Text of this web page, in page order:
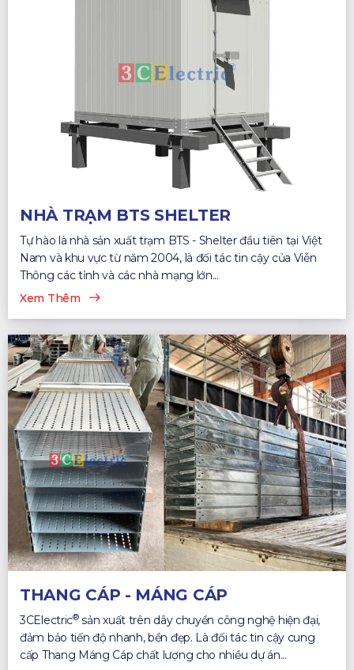
NHÀ TRẠM BTS SHELTER
Tự hào là nhà sản xuất trạm BTS - Shelter đầu tiên tại Việt
Nam và khu vực từ năm 2004, là đối tác tin cậy của Viễn
Thông các tỉnh và các nhà mạng lớn...
Xem Thêm
THANG CÁP - MÁNG CÁP
3CElectric®sản xuất trên dây chuyền công nghệ hiện đại,
đảm bảo tiến độ nhanh, bền đẹp. Là đối tác tin cậy cung
cấp Thang Máng Cáp chất lượng cho nhiều dự án...